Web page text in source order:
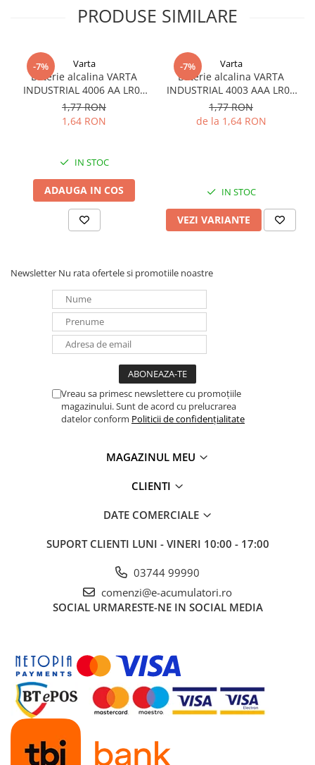
PDUs unitati de distributie a
energiei electrice
Acumulatori UPS
Drumetii / Camping
Frigidere portabile
Statii energie portabile
Dulapuri pentru cablare
structurata
Sigurante
Tablouri electrice
Lumina (Becuri si Lanterne)
Laptop & PC accesorii, baterii,
cabluri USB, prelungitoare USB
Cablu de date si Adaptoare
Solutii solare portabile
Sisteme de prindere
Pompe de caldura
PRODUSE SIMILARE
-7% Varta
Baterie alcalina VARTA
INDUSTRIAL 4006 AA LR06
1.5V bulk
1,77 RON
1,64 RON
IN STOC
ADAUGA IN COS
-7% Varta
Baterie alcalina VARTA
INDUSTRIAL 4003 AAA LR03
1.5V
1,77 RON
de la 1,64 RON
IN STOC
VEZI VARIANTE
Newsletter Nu rata ofertele si promotiile noastre
Vreau sa primesc newslettere cu promoțiile
magazinului. Sunt de acord cu prelucrarea
datelor conform Politicii de confidențialitate
MAGAZINUL MEU
CLIENTI
DATE COMERCIALE
SUPORT CLIENTI LUNI - VINERI 10:00 - 17:00
03744 99990
comenzi@e-acumulatori.ro
SOCIAL URMARESTE-NE IN SOCIAL MEDIA